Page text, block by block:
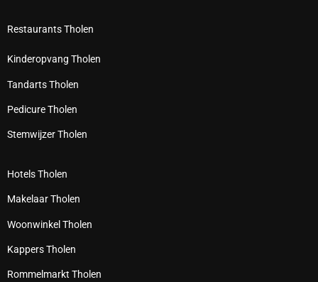
Restaurants Tholen
Kinderopvang Tholen
Tandarts Tholen
Pedicure Tholen
Stemwijzer Tholen
Hotels Tholen
Makelaar Tholen
Woonwinkel Tholen
Kappers Tholen
Rommelmarkt Tholen